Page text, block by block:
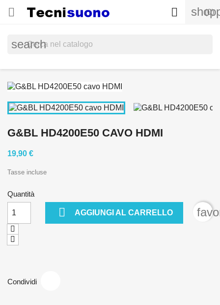
 (0)

search
G&BL HD4200E50 CAVO HDMI
19,90 €
Tasse incluse
Quantità
 AGGIUNGI AL CARRELLO
Condividi